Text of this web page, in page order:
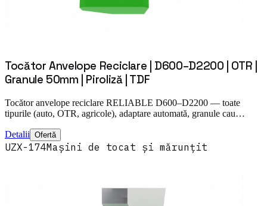
Tocător Anvelope Reciclare | D600–D2200 | OTR |
Granule 50mm | Piroliză | TDF
Tocător anvelope reciclare RELIABLE D600–D2200 — toate
tipurile (auto, OTR, agricole), adaptare automată, granule cau…
Detalii Ofertă
UZX-174Mașini de tocat și mărunțit